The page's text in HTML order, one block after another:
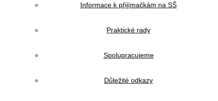
Informace k přijímačkám na SŠ
Praktické rady
Spolupracujeme
Důležité odkazy